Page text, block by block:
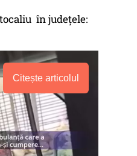
în județele:
Citește articolul